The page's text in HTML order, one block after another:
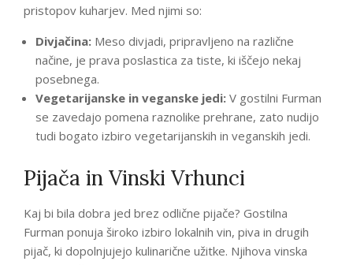
pristopov kuharjev. Med njimi so:
Divjačina: Meso divjadi, pripravljeno na različne
načine, je prava poslastica za tiste, ki iščejo nekaj
posebnega.
Vegetarijanske in veganske jedi: V gostilni Furman
se zavedajo pomena raznolike prehrane, zato nudijo
tudi bogato izbiro vegetarijanskih in veganskih jedi.
Pijača in Vinski Vrhunci
Kaj bi bila dobra jed brez odlične pijače? Gostilna
Furman ponuja široko izbiro lokalnih vin, piva in drugih
pijač, ki dopolnjujejo kulinarične užitke. Njihova vinska